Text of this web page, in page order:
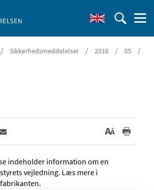
/ Sikkerhedsmeddelelser / 2016 / 05 /
indeholder information om en
vejledning. Læs mere i